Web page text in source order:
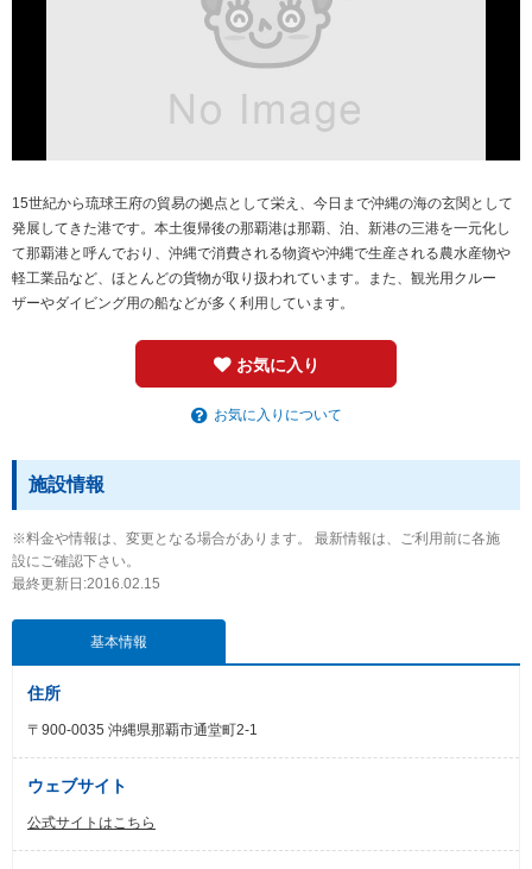
15世紀から琉球王府の貿易の拠点として栄え、今日まで沖縄の海の玄関として
発展してきた港です。本土復帰後の那覇港は那覇、泊、新港の三港を一元化し
て那覇港と呼んでおり、沖縄で消費される物資や沖縄で生産される農水産物や
軽工業品など、ほとんどの貨物が取り扱われています。また、観光用クルー
ザーやダイビング用の船などが多く利用しています。
お気に入り
お気に入りについて
施設情報
※料金や情報は、変更となる場合があります。 最新情報は、ご利用前に各施
設にご確認下さい。
最終更新日:2016.02.15
基本情報
住所
〒900-0035 沖縄県那覇市通堂町2-1
ウェブサイト
公式サイトはこちら